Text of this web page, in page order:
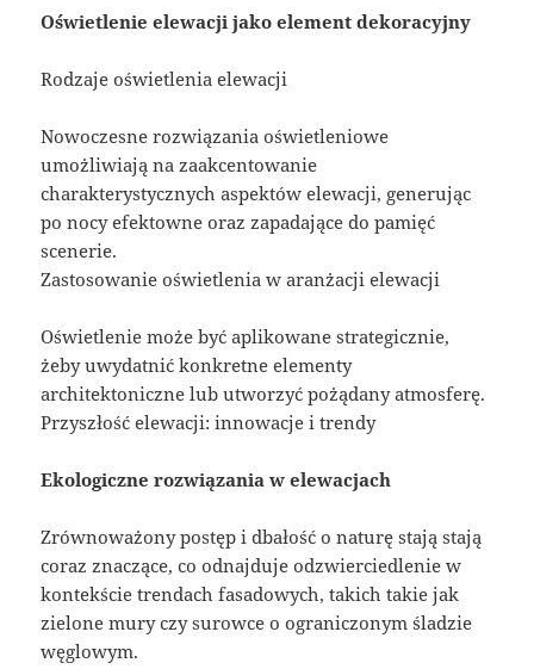
Oświetlenie elewacji jako element dekoracyjny
Rodzaje oświetlenia elewacji
Nowoczesne rozwiązania oświetleniowe
umożliwiają na zaakcentowanie
charakterystycznych aspektów elewacji, generując
po nocy efektowne oraz zapadające do pamięć
scenerie.
Zastosowanie oświetlenia w aranżacji elewacji
Oświetlenie może być aplikowane strategicznie,
żeby uwydatnić konkretne elementy
architektoniczne lub utworzyć pożądany atmosferę.
Przyszłość elewacji: innowacje i trendy
Ekologiczne rozwiązania w elewacjach
Zrównoważony postęp i dbałość o naturę stają stają
coraz znaczące, co odnajduje odzwierciedlenie w
kontekście trendach fasadowych, takich takie jak
zielone mury czy surowce o ograniczonym śladzie
węglowym.